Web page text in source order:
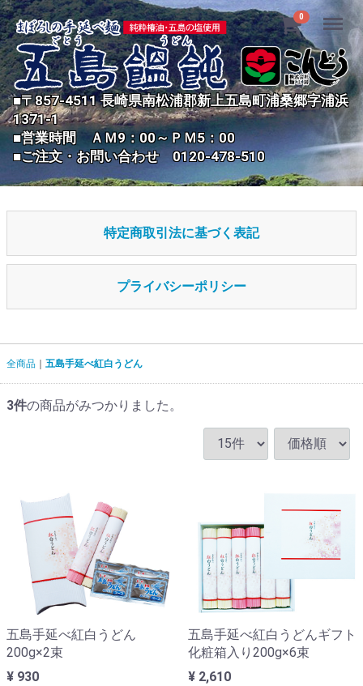
■〒857-4511 長崎県南松浦郡新上五島町浦桑郷字浦浜
1371-1
■営業時間 ＡＭ9：00～ＰＭ5：00
■ご注文・お問い合わせ 0120-478-510
0 Menu
特定商取引法に基づく表記
プライバシーポリシー
全商品 五島手延べ紅白うどん
3件の商品がみつかりました。
五島手延べ紅白うどん
200g×2束
¥ 930
五島手延べ紅白うどんギフト
化粧箱入り200g×6束
¥ 2,610